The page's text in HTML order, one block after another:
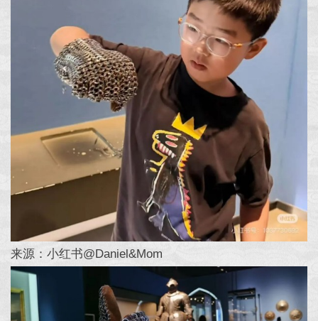
来源：小红书@Daniel&Mom